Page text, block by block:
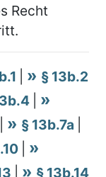
Recht
§ 13b.2
§ 13b.7a
§ 13b.14